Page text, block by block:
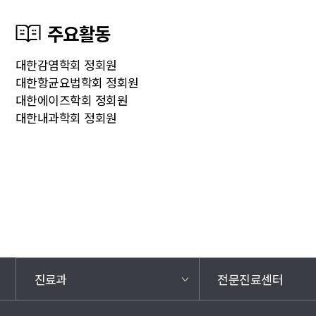
주요활동
대한감염학회 정회원
대한항균요법학회 정회원
대한에이즈학회 정회원
대한내과학회 정회원
진료과 전문진료센터